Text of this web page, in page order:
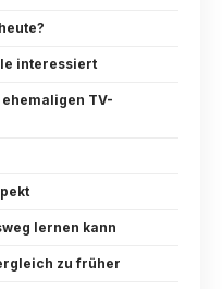
interessiert
TV-
lernen kann
zu früher